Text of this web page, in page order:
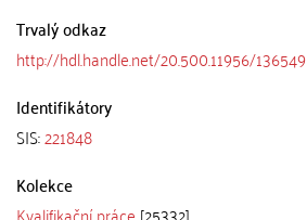
Trvalý odkaz
http://hdl.handle.net/20.500.11956/136549
Identifikátory
SIS:221848
Kolekce